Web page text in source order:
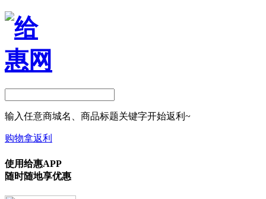
输入任意商城名、商品标题关键字开始返利~
购物拿返利
使用给惠APP
随时随地享优惠